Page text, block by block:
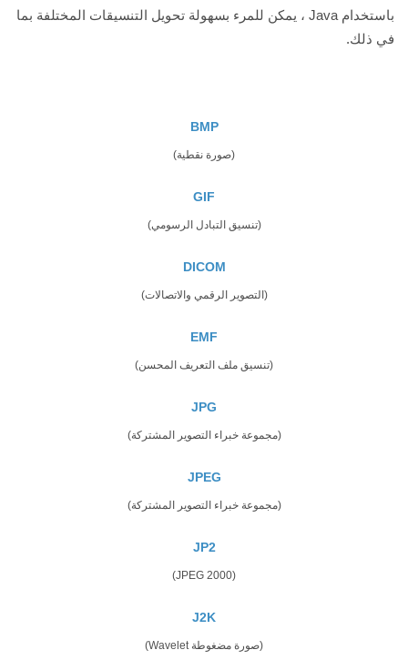
باستخدام Java ، يمكن للمرء بسهولة تحويل التنسيقات المختلفة بما
في ذلك.
BMP
(صورة نقطية)
GIF
(تنسيق التبادل الرسومي)
DICOM
(التصوير الرقمي والاتصالات)
EMF
(تنسيق ملف التعريف المحسن)
JPG
(مجموعة خبراء التصوير المشتركة)
JPEG
(مجموعة خبراء التصوير المشتركة)
JP2
(JPEG 2000)
J2K
(صورة مضغوطة Wavelet)